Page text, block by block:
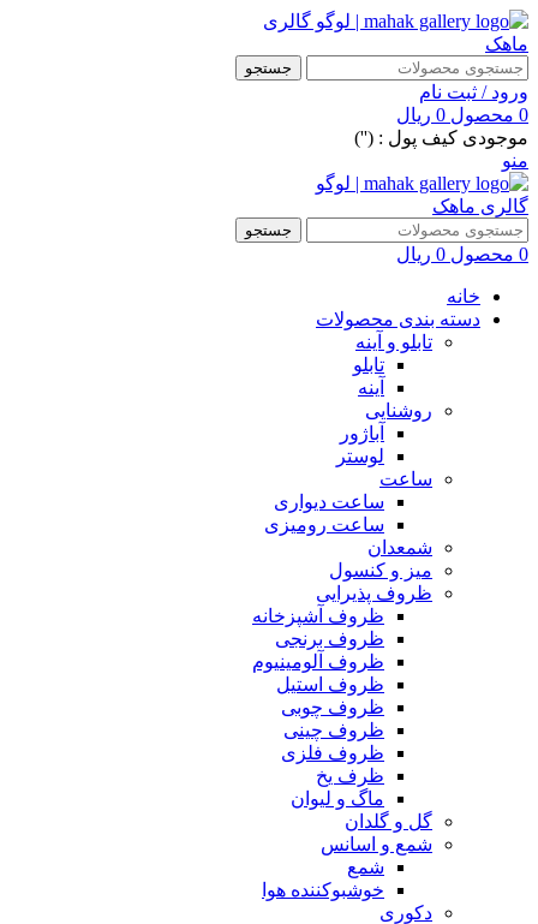
جستجو
ورود / ثبت نام
0 محصول 0 ریال
موجودی کیف پول : ('')
منو
جستجو
0 محصول 0 ریال
خانه
دسته بندی محصولات
تابلو و آینه
تابلو
آینه
روشنایی
آباژور
لوستر
ساعت
ساعت دیواری
ساعت رومیزی
شمعدان
میز و کنسول
ظروف پذیرایی
ظروف آشپزخانه
ظروف برنجی
ظروف آلومینیوم
ظروف استیل
ظروف چوبی
ظروف چینی
ظروف فلزی
ظرف یخ
ماگ و لیوان
گل و گلدان
شمع و اسانس
شمع
خوشبوکننده هوا
دکوری